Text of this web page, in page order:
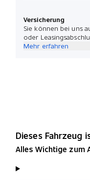
Versicherung
Sie können bei uns
oder
Mehr erfahren
Dieses Fahrzeug
Alles Wichtige zum